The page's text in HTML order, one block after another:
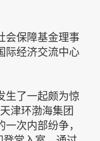
会保障基金理事
际经济交流中心
生了一起颇为惊
津环渤海集团
次内部纷争，